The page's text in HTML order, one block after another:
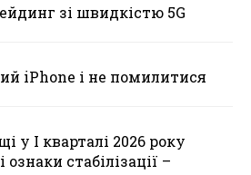
зі швидкістю 5G
iPhone і не помилитися
у І кварталі 2026 року
стабілізації –